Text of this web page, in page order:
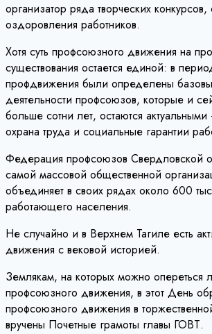
организатор ряда творческих
оздоровления работников.
Хотя суть профсоюзного движения на
существования остается единой: в
профдвижения были определены
деятельности профсоюзов, которые и
больше сотни лет, остаются
охрана труда и социальные гарантии
Федерация профсоюзов Свердловской
самой массовой общественной
объединяет в своих рядах около 600
работающего населения.
Не случайно и в Верхнем Тагиле есть
движения с вековой историей.
Землякам, на которых можно опереться
профсоюзного движения, в этот День
профсоюзного движения в
вручены Почетные грамоты главы ГОВТ.